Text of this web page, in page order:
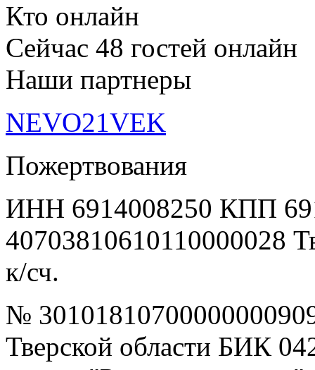
Кто онлайн
Сейчас 48 гостей онлайн
Наши партнеры
NEVO21VEK
Пожертвования
ИНН 6914008250 КПП
40703810610110000028
к/сч.
№
Тверской области БИК